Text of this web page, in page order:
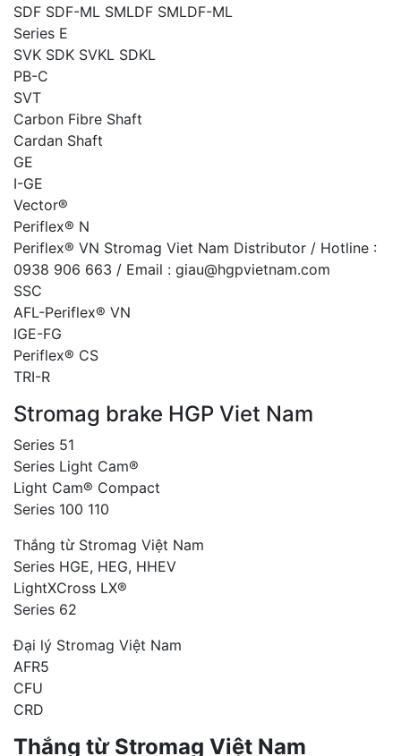
SDF SDF-ML SMLDF SMLDF-ML
Series E
SVK SDK SVKL SDKL
PB-C
SVT
Carbon Fibre Shaft
Cardan Shaft
GE
I-GE
Vector®
Periflex® N
Periflex® VN Stromag Viet Nam Distributor / Hotline :
0938 906 663 / Email : giau@hgpvietnam.com
SSC
AFL-Periflex® VN
IGE-FG
Periflex® CS
TRI-R
Stromag brake HGP Viet Nam
Series 51
Series Light Cam®
Light Cam® Compact
Series 100 110
Thắng từ Stromag Việt Nam
Series HGE, HEG, HHEV
LightXCross LX®
Series 62
Đại lý Stromag Việt Nam
AFR5
CFU
CRD
Thắng từ Stromag Việt Nam